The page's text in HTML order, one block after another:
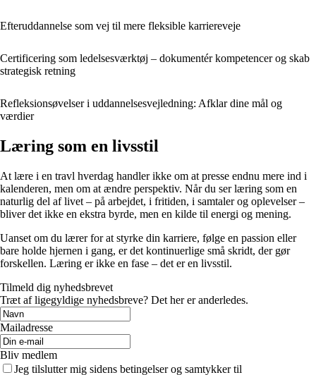
Efteruddannelse som vej til mere fleksible karriereveje
Certificering som ledelsesværktøj – dokumentér kompetencer og skab
strategisk retning
Refleksionsøvelser i uddannelsesvejledning: Afklar dine mål og
værdier
Læring som en livsstil
At lære i en travl hverdag handler ikke om at presse endnu mere ind i
kalenderen, men om at ændre perspektiv. Når du ser læring som en
naturlig del af livet – på arbejdet, i fritiden, i samtaler og oplevelser –
bliver det ikke en ekstra byrde, men en kilde til energi og mening.
Uanset om du lærer for at styrke din karriere, følge en passion eller
bare holde hjernen i gang, er det kontinuerlige små skridt, der gør
forskellen. Læring er ikke en fase – det er en livsstil.
Tilmeld dig nyhedsbrevet
Træt af ligegyldige nyhedsbreve? Det her er anderledes.
Mailadresse
Bliv medlem
Jeg tilslutter mig sidens betingelser og samtykker til